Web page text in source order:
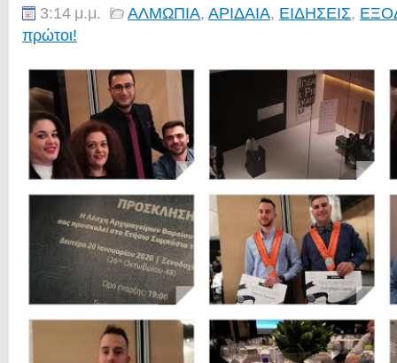
3:14 μ.μ. ΑΛΜΩΠΙΑ, ΑΡΙΔΑΙΑ, ΕΙΔΗΣΕΙΣ,
πρώτοι!